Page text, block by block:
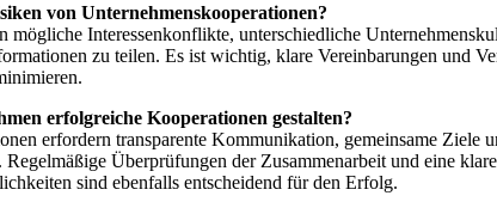
von Unternehmenskooperationen?
mögliche Interessenkonflikte, unterschiedliche
zu teilen. Es ist wichtig, klare Vereinbarungen und
erfolgreiche Kooperationen gestalten?
erfordern transparente Kommunikation, gemeinsame Ziele
Regelmäßige Überprüfungen der Zusammenarbeit und eine
sind ebenfalls entscheidend für den Erfolg.